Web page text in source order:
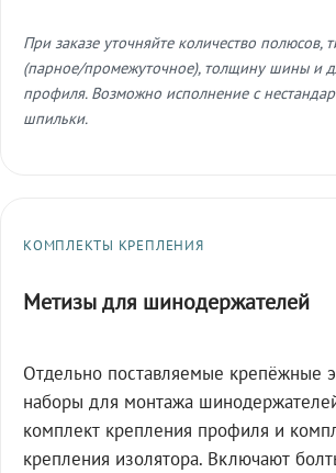
При заказе уточняйте количество полюсов,
(парное/промежуточное), толщину шины и
профиля. Возможно исполнение с
шпильки.
КОМПЛЕКТЫ КРЕПЛЕНИЯ
Метизы для шинодержателей
Отдельно поставляемые крепёжные
наборы для монтажа
комплект крепления профиля и
крепления изолятора. Включают